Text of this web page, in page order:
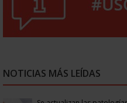
NOTICIAS MÁS LEÍDAS